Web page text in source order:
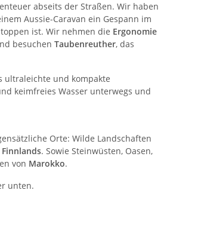
abseits der Straßen. Wir haben
Aussie-Caravan ein Gespann im
ist. Wir nehmen die Ergonomie
besuchen Taubenreuther, das
ultraleichte und kompakte
keimfreies Wasser unterwegs und
Orte: Wilde Landschaften
. Sowie Steinwüsten, Oasen,
von Marokko.
unten.